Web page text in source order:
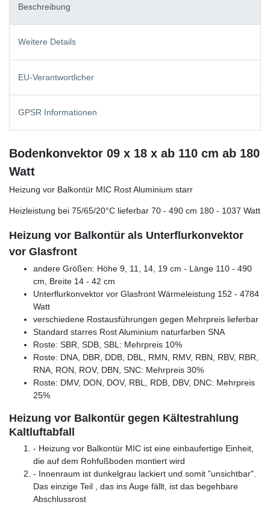
Beschreibung
Weitere Details
EU-Verantwortlicher
GPSR Informationen
Bodenkonvektor 09 x 18 x ab 110 cm ab 180
Watt
Heizung vor Balkontür MIC Rost Aluminium starr
Heizleistung bei 75/65/20°C lieferbar 70 - 490 cm 180 - 1037 Watt
Heizung vor Balkontür als Unterflurkonvektor
vor Glasfront
andere Größen: Höhe 9, 11, 14, 19 cm - Länge 110 - 490
cm, Breite 14 - 42 cm
Unterflurkonvektor vor Glasfront Wärmeleistung 152 - 4784
Watt
verschiedene Rostausführungen gegen Mehrpreis lieferbar
Standard starres Rost Aluminium naturfarben SNA
Roste: SBR, SDB, SBL: Mehrpreis 10%
Roste: DNA, DBR, DDB, DBL, RMN, RMV, RBN, RBV, RBR,
RNA, RON, ROV, DBN, SNC: Mehrpreis 30%
Roste: DMV, DON, DOV, RBL, RDB, DBV, DNC: Mehrpreis
25%
Heizung vor Balkontür gegen Kältestrahlung
Kaltluftabfall
- Heizung vor Balkontür MIC ist eine einbaufertige Einheit,
die auf dem Rohfußboden montiert wird
- Innenraum ist dunkelgrau lackiert und somit "unsichtbar".
Das einzige Teil , das ins Auge fällt, ist das begehbare
Abschlussrost